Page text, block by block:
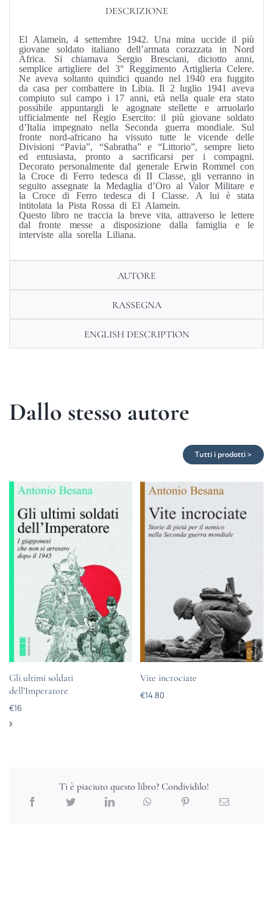
DESCRIZIONE
El Alamein, 4 settembre 1942. Una mina uccide il più
giovane soldato italiano dell’armata corazzata in Nord
Africa. Si chiamava Sergio Bresciani, diciotto anni,
semplice artigliere del 3° Reggimento Artiglieria Celere.
Ne aveva soltanto quindici quando nel 1940 era fuggito
da casa per combattere in Libia. Il 2 luglio 1941 aveva
compiuto sul campo i 17 anni, età nella quale era stato
possibile appuntargli le agognate stellette e arruolarlo
ufficialmente nel Regio Esercito: il più giovane soldato
d’Italia impegnato nella Seconda guerra mondiale. Sul
fronte nord-africano ha vissuto tutte le vicende delle
Divisioni “Pavia”, “Sabratha” e “Littorio”, sempre lieto
ed entusiasta, pronto a sacrificarsi per i compagni.
Decorato personalmente dal generale Erwin Rommel con
la Croce di Ferro tedesca di II Classe, gli verranno in
seguito assegnate la Medaglia d’Oro al Valor Militare e
la Croce di Ferro tedesca di I Classe. A lui è stata
intitolata la Pista Rossa di El Alamein.
Questo libro ne traccia la breve vita, attraverso le lettere
dal fronte messe a disposizione dalla famiglia e le
interviste alla sorella Liliana.
AUTORE
RASSEGNA
ENGLISH DESCRIPTION
Dallo stesso autore
Tutti i prodotti >
Gli ultimi soldati
dell’Imperatore
€16
Vite incrociate
€14.80
Ti è piaciuto questo libro? Condividilo!